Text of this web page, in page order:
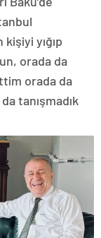
yığıp
orada da
orada da
tanışmadık